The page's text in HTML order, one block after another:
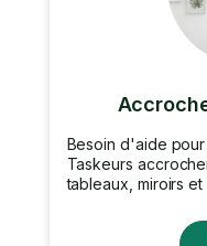
Besoin d'aide
Taskeurs
tableaux, miroirs et